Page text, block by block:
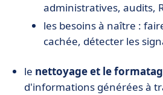
administratives, audits,
les besoins à naître :
cachée, détecter les
le nettoyage et le
d'informations générées à